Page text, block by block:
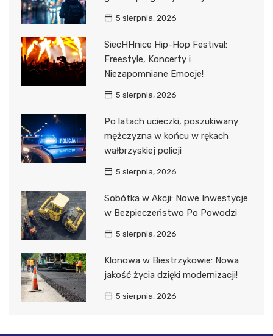
5 sierpnia, 2026
SiecHHnice Hip-Hop Festival:
Freestyle, Koncerty i
Niezapomniane Emocje!
5 sierpnia, 2026
Po latach ucieczki, poszukiwany
mężczyzna w końcu w rękach
wałbrzyskiej policji
5 sierpnia, 2026
Sobótka w Akcji: Nowe Inwestycje
w Bezpieczeństwo Po Powodzi
5 sierpnia, 2026
Klonowa w Biestrzykowie: Nowa
jakość życia dzięki modernizacji!
5 sierpnia, 2026